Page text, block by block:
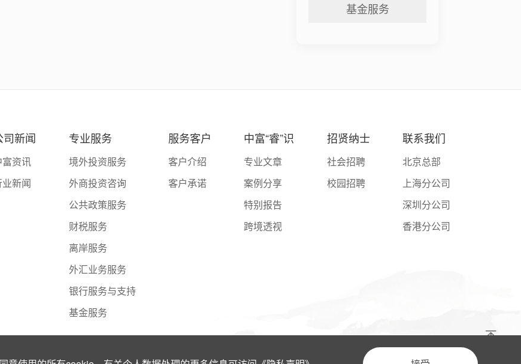
基金服务
司新闻
富资讯
新闻
专业服务
境外投资服务
外商投资咨询
公共政策服务
财税服务
离岸服务
外汇业务服务
银行服务与支持
基金服务
服务客户
客户介绍
客户承诺
中富“睿”识
专业文章
案例分享
特别报告
跨境透视
招贤纳士
社会招聘
校园招聘
联系我们
北京总部
上海分公司
深圳分公司
香港分公司